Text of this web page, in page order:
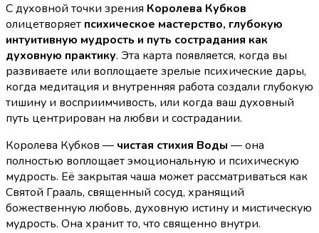
С духовной точки зрения Королева Кубков
олицетворяет психическое мастерство, глубокую
интуитивную мудрость и путь сострадания как
духовную практику. Эта карта появляется, когда вы
развиваете или воплощаете зрелые психические дары,
когда медитация и внутренняя работа создали глубокую
тишину и восприимчивость, или когда ваш духовный
путь центрирован на любви и сострадании.
Королева Кубков — чистая стихия Воды — она
полностью воплощает эмоциональную и психическую
мудрость. Её закрытая чаша может рассматриваться как
Святой Грааль, священный сосуд, хранящий
божественную любовь, духовную истину и мистическую
мудрость. Она хранит то, что священно внутри.